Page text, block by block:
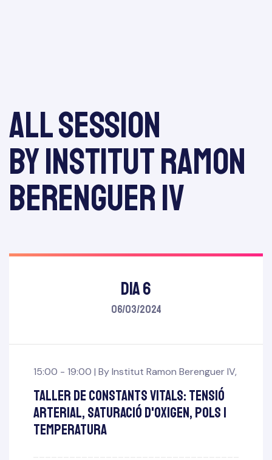
All session
by Institut Ramon
Berenguer IV
DIA 6
06/03/2024
15:00 - 19:00 | ByInstitut Ramon Berenguer IV,
Taller de constants vitals: tensió
arterial, saturació d'oxigen, pols i
temperatura